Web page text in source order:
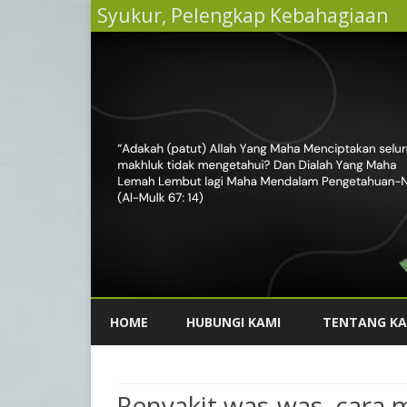
Syukur, Pelengkap Kebahagiaan
HOME HUBUNGI KAMI TENTANG